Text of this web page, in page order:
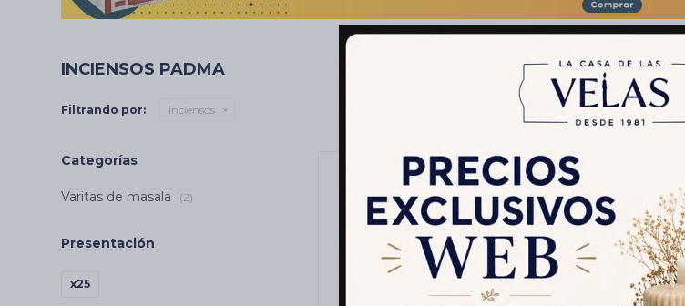
INCIENSOS PADMA
Filtrando por: Inciensos
Categorías
Varitas de masala (2)
Presentación
x25